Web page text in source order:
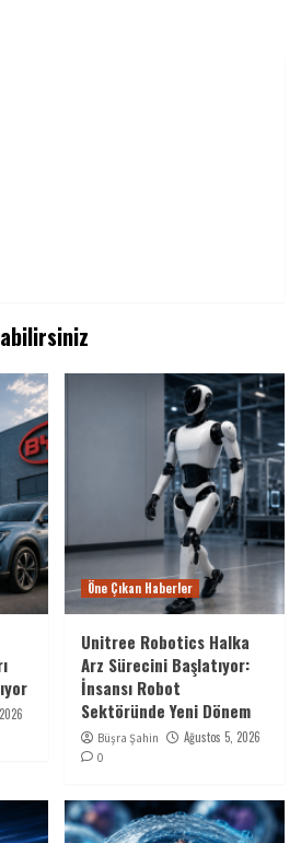
Öne Çıkan Haberler
Unitree Robotics Halka
Arz Sürecini Başlatıyor:
İnsansı Robot
Sektöründe Yeni Dönem
Büşra Şahin Ağustos 5, 2026
0